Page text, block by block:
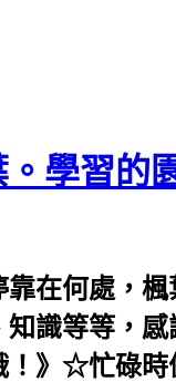
學習的
在何處，
識等等，
！》☆忙